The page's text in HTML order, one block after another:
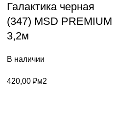
Галактика черная
(347) MSD PREMIUM
3,2м
В наличии
420,00 ₽м2